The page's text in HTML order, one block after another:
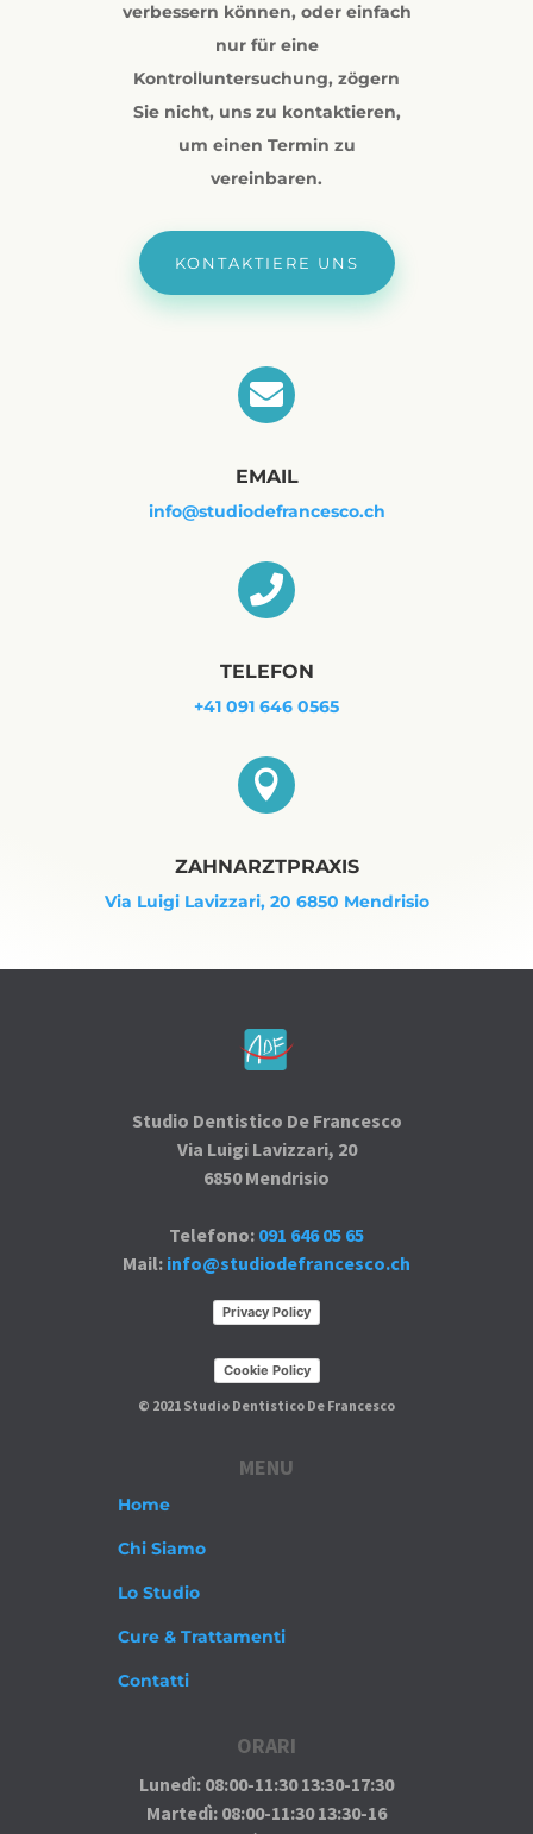
verbessern können, oder einfach
nur für eine
Kontrolluntersuchung, zögern
Sie nicht, uns zu kontaktieren,
um einen Termin zu
vereinbaren.
KONTAKTIERE UNS

EMAIL
info@studiodefrancesco.ch

TELEFON
+41 091 646 0565

ZAHNARZTPRAXIS
Via Luigi Lavizzari, 20 6850 Mendrisio
Studio Dentistico De Francesco
Via Luigi Lavizzari, 20
6850 Mendrisio
Telefono: 091 646 05 65
Mail: info@studiodefrancesco.ch
Privacy Policy
Cookie Policy
© 2021 Studio Dentistico De Francesco
MENU
Home
Chi Siamo
Lo Studio
Cure & Trattamenti
Contatti
ORARI
Lunedì: 08:00-11:30 13:30-17:30
Martedì: 08:00-11:30 13:30-16